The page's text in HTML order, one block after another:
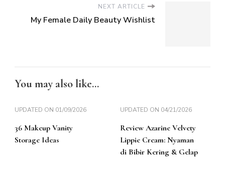
NEXT ARTICLE
My Female Daily Beauty Wishlist
You may also like...
UPDATED ON 01/09/2026
36 Makeup Vanity
Storage Ideas
UPDATED ON 04/21/2026
Review Azarine Velvety
Lippie Cream: Nyaman
di Bibir Kering & Gelap